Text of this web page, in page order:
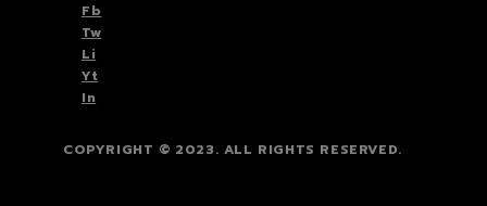
Fb
Tw
Li
Yt
In
COPYRIGHT © 2023. ALL RIGHTS RESERVED.